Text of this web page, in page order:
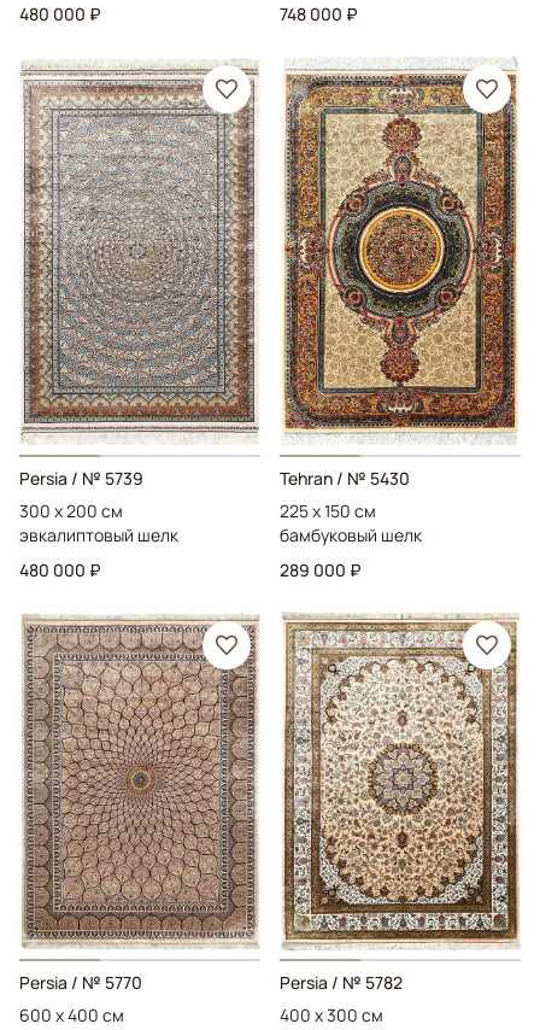
480 000 ₽
748 000 ₽
Persia / № 5739
300 x 200 см
эвкалиптовый шелк
480 000 ₽
Tehran / № 5430
225 x 150 см
бамбуковый шелк
289 000 ₽
Persia / № 5770
600 x 400 см
Persia / № 5782
400 x 300 см